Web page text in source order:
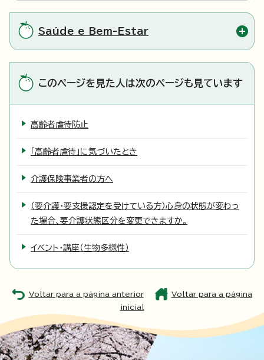
Saúde e Bem-Estar
このページを見た人は次のページも見ています
高齢者虐待防止
「高齢者虐待」に気づいたとき
介護保険事業者の方へ
（要介護・要支援認定を受けている方）心身の状態が変わっ
た場合、要介護状態区分を変更できますか。
イベント・講座（生物多様性）
Voltar para a página anterior
Voltar para a página
inicial